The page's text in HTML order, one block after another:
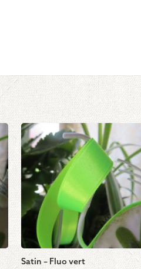
Satin – Fluo vert